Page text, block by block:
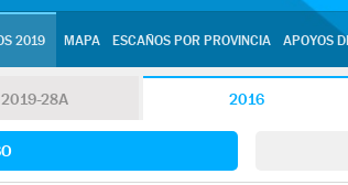
2019 MAPA ESCAÑOS POR PROVINCIA APOYOS
2019-28A 2016